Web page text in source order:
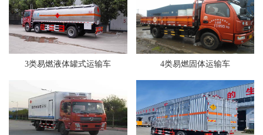
3类易燃液体罐式运输车 4类易燃固体运输车